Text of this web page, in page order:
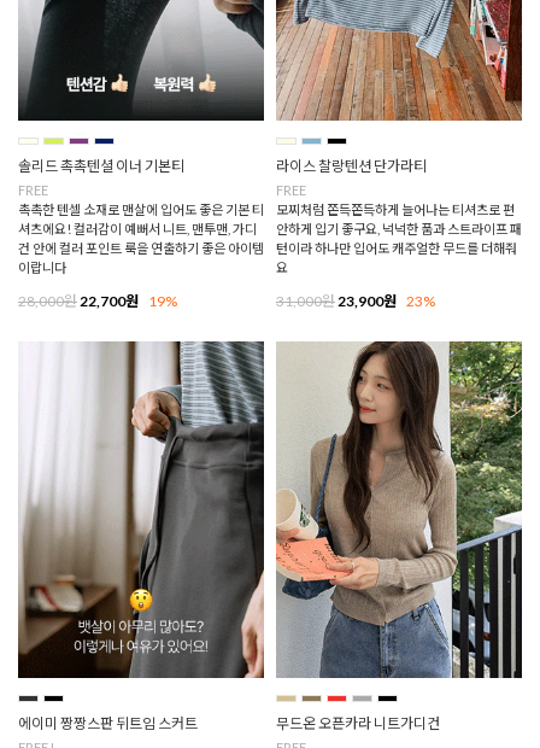
솔리드 촉촉텐셜 이너 기본티
FREE
촉촉한 텐셀 소재로 맨살에 입어도 좋은 기본 티
셔츠에요! 컬러감이 예뻐서 니트, 맨투맨, 가디
건 안에 컬러 포인트 룩을 연출하기 좋은 아이템
이랍니다
28,000원22,700원 19%
라이스 찰랑텐션 단가라티
FREE
모찌처럼 쫀득쫀득하게 늘어나는 티셔츠로 편
안하게 입기 좋구요, 넉넉한 품과 스트라이프 패
턴이라 하나만 입어도 캐주얼한 무드를 더해줘
요
31,000원23,900원 23%
에이미 짱짱스판 뒤트임 스커트 무드온 오픈카라 니트가디건